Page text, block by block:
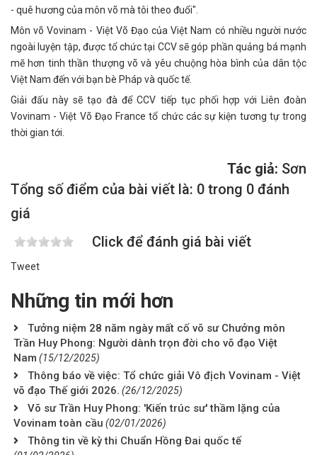
- quê hương của môn võ mà tôi theo đuổi".
Môn võ Vovinam - Việt Võ Đạo của Việt Nam có nhiều người nước
ngoài luyện tập, được tổ chức tại CCV sẽ góp phần quảng bá mạnh
mẽ hơn tinh thần thượng võ và yêu chuộng hòa bình của dân tộc
Việt Nam đến với bạn bè Pháp và quốc tế.
Giải đấu này sẽ tạo đà để CCV tiếp tục phối hợp với Liên đoàn
Vovinam - Việt Võ Đạo France tổ chức các sự kiện tương tự trong
thời gian tới.
Tác giả: Sơn
Tổng số điểm của bài viết là: 0 trong 0 đánh
giá
Click để đánh giá bài viết
Tweet
Những tin mới hơn
Tưởng niệm 28 năm ngày mất cố võ sư Chưởng môn
Trần Huy Phong: Người dành trọn đời cho võ đạo Việt
Nam (15/12/2025)
Thông báo về việc: Tổ chức giải Vô địch Vovinam - Việt
võ đạo Thế giới 2026. (26/12/2025)
Võ sư Trần Huy Phong: 'Kiến trúc sư' thầm lặng của
Vovinam toàn cầu (02/01/2026)
Thông tin về kỳ thi Chuẩn Hồng Đai quốc tế